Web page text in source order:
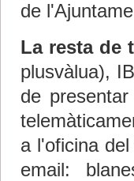
de
La resta de
plusvàlua),
de
a l'oficina
email: